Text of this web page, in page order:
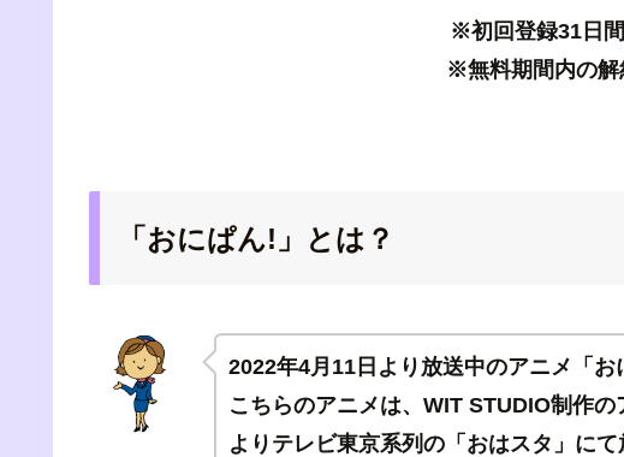
※初回登録31日間
※無料期間内の解
「おにぱん!」とは？
2022年4月11日より放送中のアニメ「お
こちらのアニメは、WIT STUDIO制作
よりテレビ東京系列の「おはスタ」にて